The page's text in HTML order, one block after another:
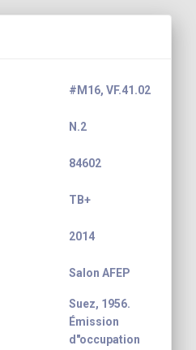
#M16, VF.41.02
N.2
84602
TB+
2014
Salon AFEP
Suez, 1956.
Émission
d"occupation